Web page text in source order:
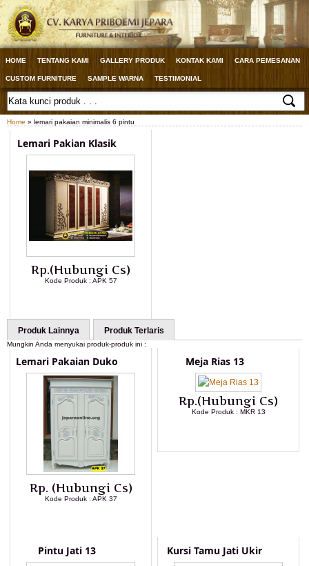
HOME TENTANG KAMI GALLERY PRODUK KONTAK KAMI CARA PEMESANAN
CUSTOM FURNITURE SAMPLE WARNA TESTIMONIAL
Home » lemari pakaian minimalis 6 pintu
Lemari Pakian Klasik
Rp.(Hubungi Cs)
Kode Produk : APK 57
Produk Lainnya Produk Terlaris
Mungkin Anda menyukai produk-produk ini :
Lemari Pakaian Duko
Rp. (Hubungi Cs)
Kode Produk : APK 37
Meja Rias 13
Rp.(Hubungi Cs)
Kode Produk : MKR 13
Pintu Jati 13 Kursi Tamu Jati Ukir